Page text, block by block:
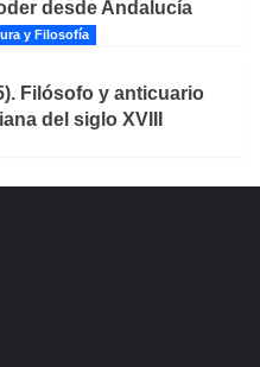
desde Andalucía
y Filosofía
Filósofo y anticuario
del siglo XVIII